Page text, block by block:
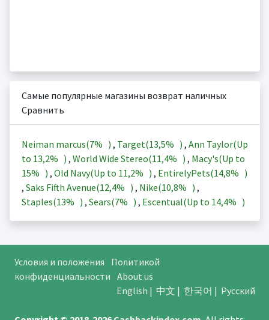
Самые популярные магазины возврат наличных
Сравнить
Neiman marcus(7% ) , Target(13,5% ) , Ann Taylor(Up
to 13,2% ) , World Wide Stereo(11,4% ) , Macy's(Up to
15% ) , Old Navy(Up to 11,2% ) , EntirelyPets(14,8% )
, Saks Fifth Avenue(12,4% ) , Nike(10,8% ) ,
Staples(13% ) , Sears(7% ) , Escentual(Up to 14,4% )
Условия и положения
Политикой
конфиденциальности About us
English | 中文 | 한국어 | Русский